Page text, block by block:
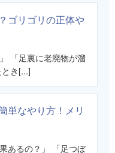
ゴリゴリの正体や
「足裏に老廃物が溜
き[...]
単なやり方！メリ
あるの？」 「足つぼ